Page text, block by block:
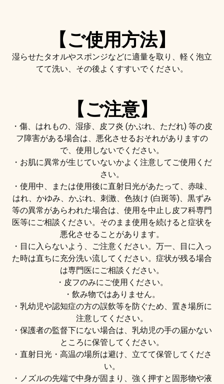
【ご使用方法】​
湿らせたタオルやスポンジなどに適量を取り、軽く泡立
てて洗い、その後よくすすいでください。
【ご注意】
・傷、はれもの、湿疹、皮フ炎 (かぶれ、ただれ) 等の皮
フ障害がある場合は、悪化させるおそれがありますの
で、使用しないでください。
・お肌に異常が生じていないかよく注意してご使用くだ
さい。
・使用中、または使用後に直射日光があたって、赤味、
はれ、かゆみ、かぶれ、刺激、色抜け (白斑等)、黒ずみ
等の異常があらわれた場合は、使用を中止し皮フ科専門
医等にご相談ください。そのまま使用を続けると症状を
悪化させることがあります。
・目に入らないよう、ご注意ください。万一、目に入っ
た時は直ちに充分洗い流してください。症状が残る場合
は専門医にご相談ください。
・皮フのみにご使用ください。
・飲み物ではありません。
・乳幼児や認知症の方の誤飲等を防ぐため、置き場所に
注意してください。
・保護者の監督下にない場合は、乳幼児の手の届かない
ところに保管してください。
・直射日光・高温の場所は避け、立てて保管してくださ
い。
・ノズルの先端で中身が固まり、強く押すと固形物や液